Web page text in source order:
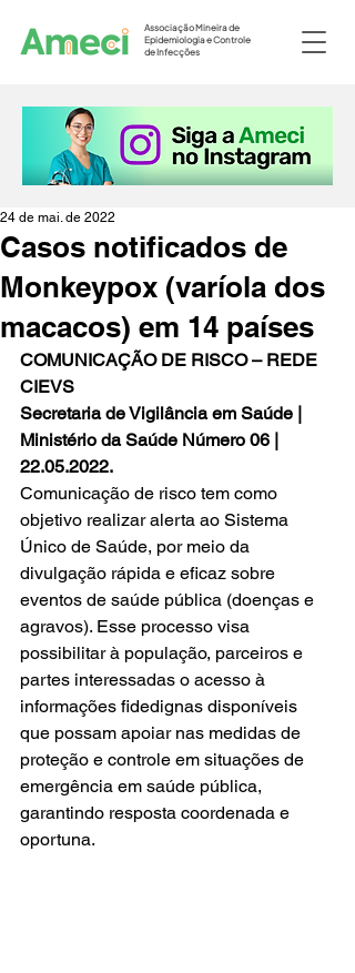
Associação Mineira de
Epidemiologia e Controle
de Infecções
Casos notificados de
Monkeypox (varíola dos
macacos) em 14 países
24 de mai. de 2022
COMUNICAÇÃO DE RISCO – REDE
CIEVS
Secretaria de Vigilância em Saúde |
Ministério da Saúde Número 06 |
22.05.2022.
Comunicação de risco tem como
objetivo realizar alerta ao Sistema
Único de Saúde, por meio da
divulgação rápida e eficaz sobre
eventos de saúde pública (doenças e
agravos). Esse processo visa
possibilitar à população, parceiros e
partes interessadas o acesso à
informações fidedignas disponíveis
que possam apoiar nas medidas de
proteção e controle em situações de
emergência em saúde pública,
garantindo resposta coordenada e
oportuna.